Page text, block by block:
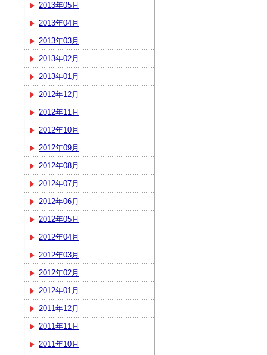
2013年05月
2013年04月
2013年03月
2013年02月
2013年01月
2012年12月
2012年11月
2012年10月
2012年09月
2012年08月
2012年07月
2012年06月
2012年05月
2012年04月
2012年03月
2012年02月
2012年01月
2011年12月
2011年11月
2011年10月